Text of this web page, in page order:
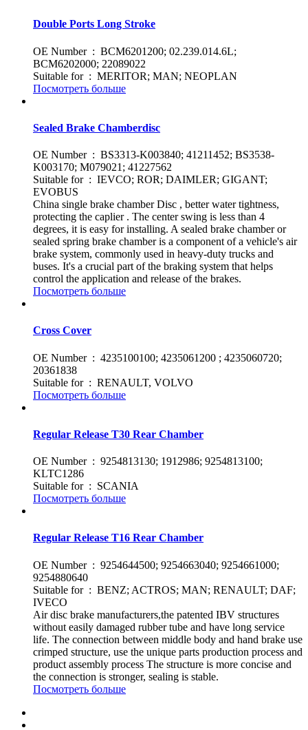
Double Ports Long Stroke
OE Number : BCM6201200; 02.239.014.6L;
BCM6202000; 22089022
Suitable for : MERITOR; MAN; NEOPLAN
Посмотреть больше
Sealed Brake Chamberdisc
OE Number : BS3313-K003840; 41211452; BS3538-
K003170; M079021; 41227562
Suitable for : IEVCO; ROR; DAIMLER; GIGANT;
EVOBUS
China single brake chamber Disc , better water tightness,
protecting the caplier . The center swing is less than 4
degrees, it is easy for installing. A sealed brake chamber or
sealed spring brake chamber is a component of a vehicle's air
brake system, commonly used in heavy-duty trucks and
buses. It's a crucial part of the braking system that helps
control the application and release of the brakes.
Посмотреть больше
Cross Cover
OE Number : 4235100100; 4235061200 ; 4235060720;
20361838
Suitable for : RENAULT, VOLVO
Посмотреть больше
Regular Release T30 Rear Chamber
OE Number : 9254813130; 1912986; 9254813100;
KLTC1286
Suitable for : SCANIA
Посмотреть больше
Regular Release T16 Rear Chamber
OE Number : 9254644500; 9254663040; 9254661000;
9254880640
Suitable for : BENZ; ACTROS; MAN; RENAULT; DAF;
IVECO
Air disc brake manufacturers,the patented IBV structures
without easily damaged rubber tube and have long service
life. The connection between middle body and hand brake use
crimped structure, use the unique parts production process and
product assembly process The structure is more concise and
the connection is stronger, sealing is stable.
Посмотреть больше